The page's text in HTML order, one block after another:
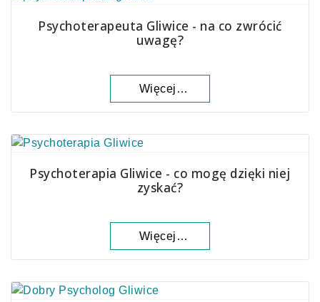
Psychoterapeuta Gliwice - na co zwrócić
uwagę?
Więcej…
Psychoterapia Gliwice - co mogę dzięki niej
zyskać?
Więcej…